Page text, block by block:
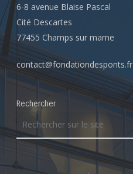
6-8 avenue Blaise Pascal
Cité Descartes
77455 Champs sur marne
contact@fondationdesponts.fr
Rechercher